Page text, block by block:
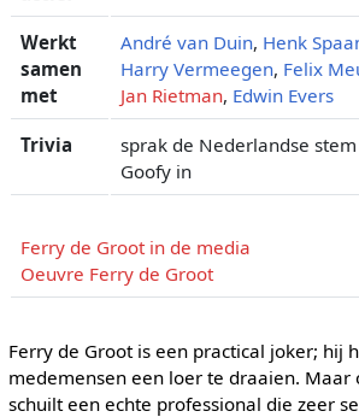
Werkt
samen
met
André van Duin, Henk
Harry Vermeegen, Felix
Jan Rietman, Edwin Evers
Trivia
sprak de Nederlandse
Goofy in
Ferry de Groot in de media
Oeuvre Ferry de Groot
Ferry de Groot is een practical joker; hij
medemensen een loer te draaien. Maar
schuilt een echte professional die zeer